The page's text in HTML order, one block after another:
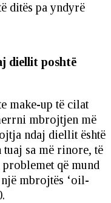
ditës pa yndyrë
diellit poshtë
make-up të cilat
mbrojtjen më
ndaj diellit është
sa më rinore, të
problemet që mund
mbrojtës ‘oil-